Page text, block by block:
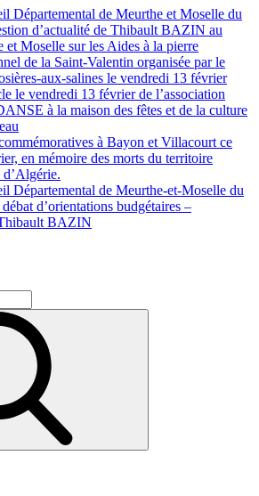
Départemental de Meurthe et Moselle du
d’actualité de Thibault BAZIN au
et Moselle sur les Aides à la pierre
de la Saint-Valentin organisée par le
aux-salines le vendredi 13 février
le vendredi 13 février de l’association
à la maison des fêtes et de la culture
à Bayon et Villacourt ce
en mémoire des morts du territoire
d’Algérie.
Départemental de Meurthe-et-Moselle du
d’orientations budgétaires –
BAZIN